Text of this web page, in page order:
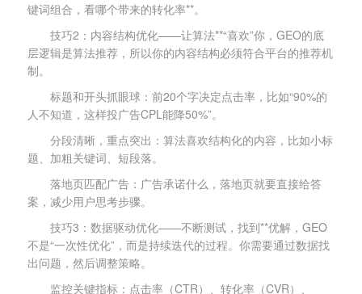
键词组合，看哪个带来的转化率**。
技巧2：内容结构优化——让算法**“喜欢”你，GEO的底
层逻辑是算法推荐，所以你的内容结构必须符合平台的推荐机
制。
标题和开头抓眼球：前20个字决定点击率，比如“90%的
人不知道，这样投广告CPL能降50%”。
分段清晰，重点突出：算法喜欢结构化的内容，比如小标
题、加粗关键词、短段落。
落地页匹配广告：广告承诺什么，落地页就要直接给答
案，减少用户思考步骤。
技巧3：数据驱动优化——不断测试，找到**优解，GEO
不是“一次性优化”，而是持续迭代的过程。你需要通过数据找
出问题，然后调整策略。
监控关键指标：点击率（CTR）、转化率（CVR）、